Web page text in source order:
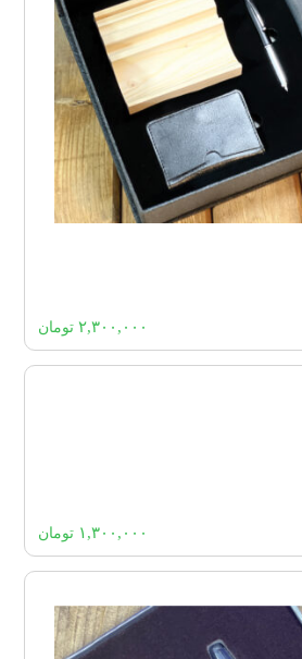
۲,۳۰۰,۰۰۰ تومان
۱,۳۰۰,۰۰۰ تومان